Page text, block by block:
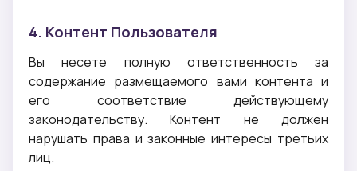
4. Контент Пользователя
Вы несете полную ответственность за
содержание размещаемого вами контента и
его соответствие действующему
законодательству. Контент не должен
нарушать права и законные интересы третьих
лиц.